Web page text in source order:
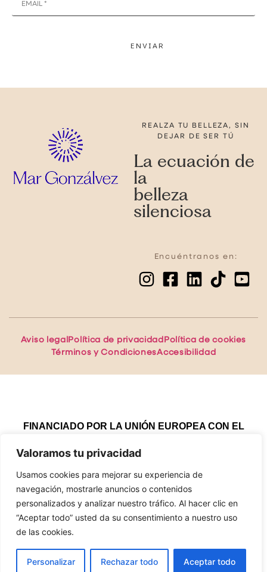
Valoramos tu privacidad
Usamos cookies para mejorar su experiencia de
navegación, mostrarle anuncios o contenidos
personalizados y analizar nuestro tráfico. Al hacer clic en
“Aceptar todo” usted da su consentimiento a nuestro uso
de las cookies.
Personalizar Rechazar todo Aceptar todo
ENVIAR
REALZA TU BELLEZA, SIN
DEJAR DE SER TÚ
La ecuación de
la
belleza
silenciosa
Encuéntranos en:
Aviso legal Política de privacidad Política de cookies
Términos y CondicionesAccesibilidad
FINANCIADO POR LA UNIÓN EUROPEA CON EL
GENERATION (EU) DEL MECANISMO DE
RECUPERACIÓN Y RESILENCIA
Copyright 2024 SCIENTIA INTERNATIONAL. ES Todos
Sitio Web desarrollado y mantenido porxPandex
ES